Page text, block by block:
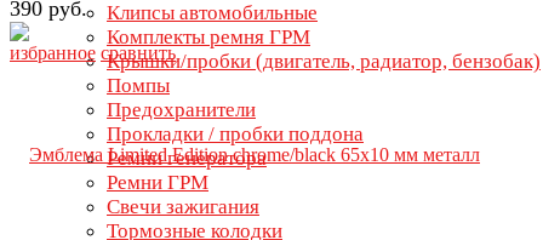
Клипсы автомобильные
Комплекты ремня ГРМ
Крышки/пробки (двигатель, радиатор, бензобак)
Помпы
Предохранители
Прокладки / пробки поддона
Ремни генератора
Ремни ГРМ
Свечи зажигания
Тормозные колодки
избранное сравнить
390 руб.